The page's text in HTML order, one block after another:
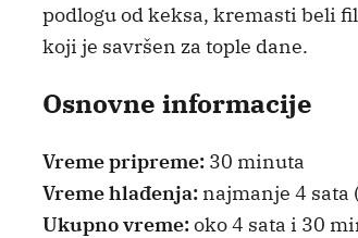
podlogu od keksa, kremasti beli
koji je savršen za tople dane.
Osnovne informacije
Vreme pripreme: 30 minuta
Vreme hlađenja: najmanje 4 sata
Ukupno vreme:oko 4 sata i 30